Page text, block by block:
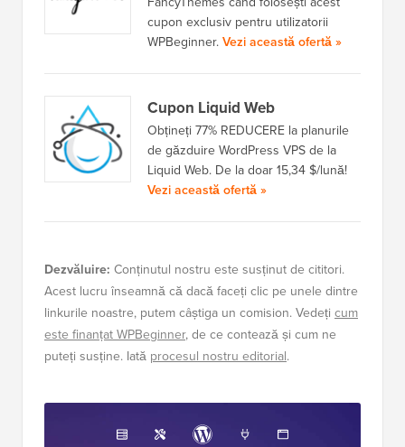
cupon exclusiv pentru utilizatorii
WPBeginner. Vezi această ofertă »
Cupon Liquid Web
Obțineți 77% REDUCERE la planurile
de găzduire WordPress VPS de la
Liquid Web. De la doar 15,34 $/lună!
Vezi această ofertă »
Dezvăluire: Conținutul nostru este susținut de cititori.
Acest lucru înseamnă că dacă faceți clic pe unele dintre
linkurile noastre, putem câștiga un comision. Vedeți cum
este finanțat WPBeginner, de ce contează și cum ne
puteți susține. Iată procesul nostru editorial.